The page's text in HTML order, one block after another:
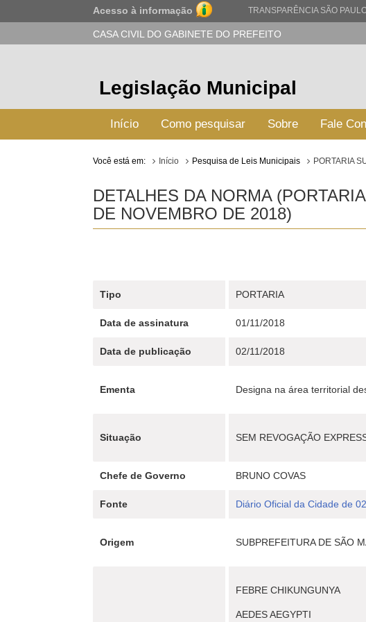
Acesso à informação TRANSPARÊNCIA SÃO
CASA CIVIL DO GABINETE DO PREFEITO
Legislação Municipal
Início Como pesquisar Sobre Fale
Você está em: Início Pesquisa de Leis Municipais PORTARIA
DETALHES DA NORMA
DE NOVEMBRO DE 2018)
Tipo PORTARIA
Data de assinatura 01/11/2018
Data de publicação 02/11/2018
Ementa Designa na área territorial
Situação SEM REVOGAÇÃO
Chefe de Governo BRUNO COVAS
Fonte Diário Oficial da Cidade de
Origem SUBPREFEITURA DE SÃO
FEBRE CHIKUNGUNYA
AEDES AEGYPTI